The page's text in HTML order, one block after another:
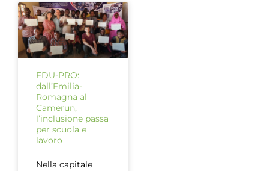
EDU-PRO:
dall’Emilia-
Romagna al
Camerun,
l’inclusione passa
per scuola e
lavoro
Nella capitale